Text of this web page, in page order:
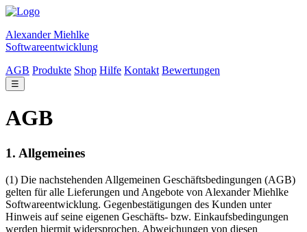
Alexander Miehlke
Softwareentwicklung
AGB Produkte Shop Hilfe Kontakt Bewertungen
☰
AGB
1. Allgemeines
(1) Die nachstehenden Allgemeinen Geschäftsbedingungen (AGB)
gelten für alle Lieferungen und Angebote von Alexander Miehlke
Softwareentwicklung. Gegenbestätigungen des Kunden unter
Hinweis auf seine eigenen Geschäfts- bzw. Einkaufsbedingungen
werden hiermit widersprochen. Abweichungen von diesen